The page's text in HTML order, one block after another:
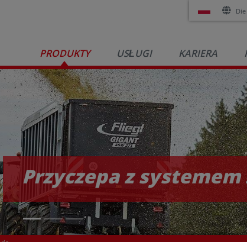
PRODUKTY USŁUGI KARIERA
Przyczepa z